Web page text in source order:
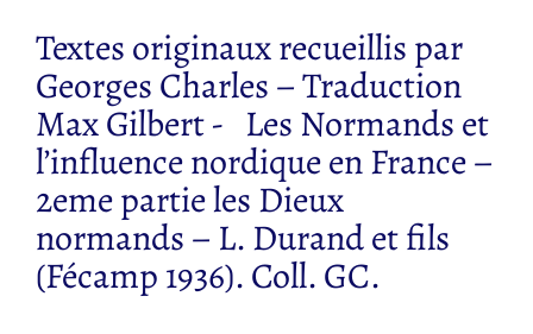
Textes originaux recueillis par
Georges Charles – Traduction
Max Gilbert - Les Normands et
l’influence nordique en France –
2eme partie les Dieux
normands – L. Durand et fils
(Fécamp 1936). Coll. GC.